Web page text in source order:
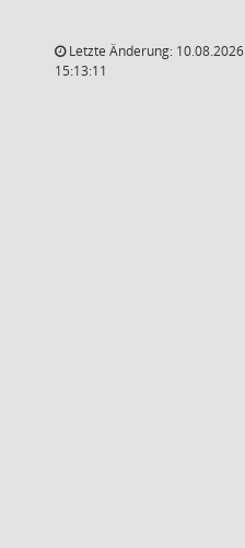
Letzte Änderung: 10.08.2026
15:13:11